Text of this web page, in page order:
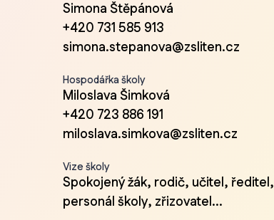
Simona Štěpánová
+420 731 585 913
simona.stepanova@zsliten.cz
Hospodářka školy
Miloslava Šimková
+420 723 886 191
miloslava.simkova@zsliten.cz
Vize školy
Spokojený žák, rodič, učitel, ředitel,
personál školy, zřizovatel...